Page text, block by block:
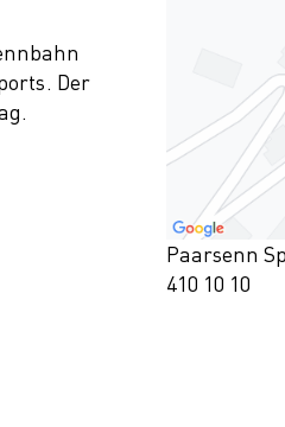
Der
Paarsenn
410 10 10